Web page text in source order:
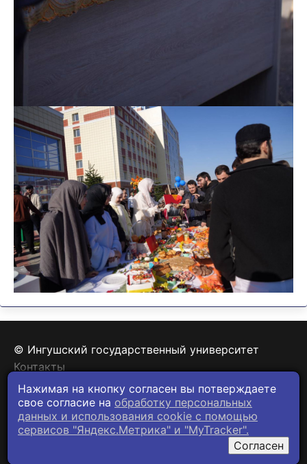
© Ингушский государственный университет
Контакты
Политика конфиденциальности
Нажимая на кнопку согласен вы потверждаете
свое согласие на обработку персональных
данных и использования cookie c помощью
сервисов "Яндекс.Метрика" и "MyTracker".
Согласен